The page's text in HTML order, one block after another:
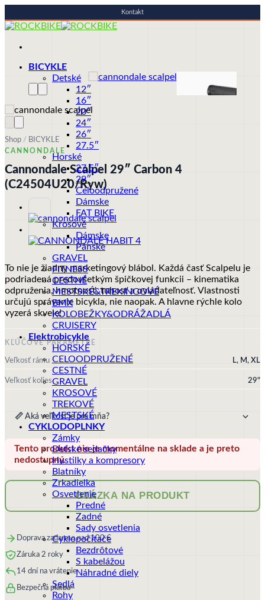
Kontakt
Skip
content
BICYKLE
Detské
12″
16″
20″
24″
26″
27.5″
Horské
27.5″
29″
Celoodpružené
Dámske
FAT BIKE
Krosové
Dámske
Pánske
GRAVEL
FITNESS
CESTNÉ
MESTSKÉ&TREKINGOVÉ
BMX
KOLOBEŽKY&ODRÁŽADLÁ
CRUISERY
Elektrobicykle
HORSKÉ
CELOODPRUŽENÉ
CESTNÉ
GRAVEL
KROSOVÉ
TREKOVÉ
MESTSKÉ
CYKLODOPLNKY
Zámky
Detské sedačky
Hustilky a kompresory
Blatníky
Zrkadielka
Osvetlenie
Predné
Zadné
Sady osvetlenia
Cyklopočítače
Bezdrôtové
S kabelážou
Náhradné diely
Sedlá
Rohy
Shop / BICYKLE
CANNONDALE
Cannondale Scalpel 29″ Carbon 4
(C24504U20/Ryw)
To nie je žiadny marketingový blábol. Každá časť Scalpelu je
podriadená predovšetkým špičkovej funkcii – kinematika
odpruženia, hmotnosť, tuhosť a ovládateľnosť. Vlastnosti
určujú správanie bicykla, nie naopak. A hlavne rýchle kolo
vyzerá skvele!
KĽÚČOVÉ PARAMETRE
Veľkosť rámu L, M, XL
Veľkosť kolies 29"
📏 Aká veľkosť je pre mňa?
Tento produkt nie je momentálne na sklade a je preto
nedostupný.
OTÁZKA NA PRODUKT
Doprava zadarmo nad 100 €
Záruka 2 roky
14 dní na vrátenie
Bezpečná platba